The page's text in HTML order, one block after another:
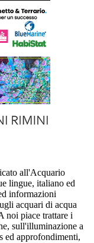
all'Acquario
lingue, italiano ed
informazioni
acquari di acqua
noi piace trattare i
sull'illuminazione a
ed approfondimenti,